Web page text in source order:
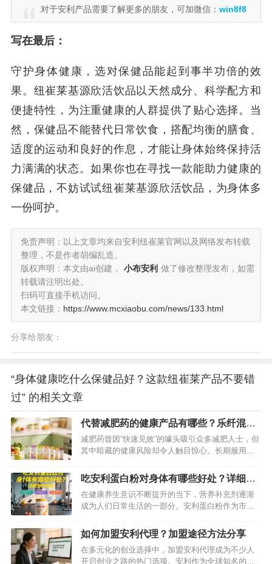
对于安利产品需要了解更多的朋友，可加微信： win8f8
写在最后：
守护身体健康，选对保健品能起到事半功倍的效
果。纽崔莱基源欣活饮品以天然成分、科学配方和
便捷特性，为注重健康的人群提供了贴心选择。当
然，保健品不能替代日常饮食，搭配均衡的膳食、
适度的运动和良好的作息，才能让身体始终保持活
力满满的状态。如果你也在寻找一款能助力健康的
保健品，不妨试试纽崔莱基源欣活饮品，为身体多
一份呵护。
免责声明：以上文章均来自安利纽崔莱官网以及网络发布转载
整理，不是作者胡编乱造。
版权声明：本文由ai创建，
小布安利 做了修改整理发布，如需
转载请注明出处。
扫码可直接手机访问。
本文链接： https://www.mcxiaobu.com/news/133.html
分享给朋友：
“身体健康吃什么保健品好？这款纽崔莱产品不要错
过” 的相关文章
代替减肥药的健康产品有哪些？乐纤混合
营养代餐不容错过
减肥药曾因“快速见效”的噱头吸引众多减肥人士，但
其中暗藏的健康风险却令人触目惊心。长期服用减
至导致不可逆的健康问题。想要安全减肥，不妨将
目光转向更天然、科学的健康产品。其中，纽崔莱
乐纤混合营养代餐凭借出色的功效脱颖而出，同时
还有其他健康好物也值得关注，共同…
吃安利蛋白粉对身体有哪些好处？详细为
你揭秘
在健康养生意识不断提升的当下，营养补充剂逐渐
成为人们日常生活的一部分。安利蛋白粉作为市场
的用户口碑，吸引了众多消费者的目光。那么，食
用安利蛋白粉究竟能为身体带来哪些好处呢？接下
来，将为你全方位揭秘。…
如何加盟安利代理？加盟途径方法分享
在多元化的创业选择中，加盟安利代理成为不少人
开启创业之路的热门选项。安利作为全球知名的直